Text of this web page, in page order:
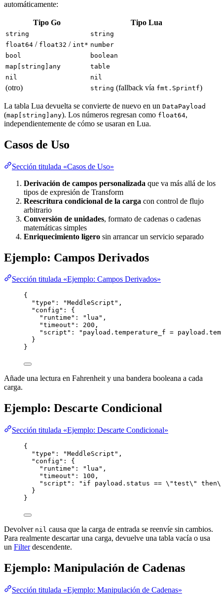
automáticamente:
Tipo Go Tipo Lua
string
string
float64 / float32 / int* number
bool
boolean
map[string]any
table
nil
nil
(otro) string (fallback vía fmt.Sprintf)
La tabla Lua devuelta se convierte de nuevo en un DataPayload
(map[string]any). Los números regresan como float64,
independientemente de cómo se usaran en Lua.
Casos de Uso
Sección titulada «Casos de Uso»
Derivación de campos personalizada que va más allá de los
tipos de expresión de Transform
Reescritura condicional de la carga con control de flujo
arbitrario
Conversión de unidades, formato de cadenas o cadenas
matemáticas simples
Enriquecimiento ligero sin arrancar un servicio separado
Ejemplo: Campos Derivados
Sección titulada «Ejemplo: Campos Derivados»
{
"type" : "MeddleScript " ,
"config" : {
"runtime" : " lua " ,
"timeout" : 200 ,
"script" : " payload.temperature_f =
}
}
Añade una lectura en Fahrenheit y una bandera booleana a cada
carga.
Ejemplo: Descarte Condicional
Sección titulada «Ejemplo: Descarte Condicional»
{
"type" : "MeddleScript " ,
"config" : {
"runtime" : " lua " ,
"timeout" : 100 ,
"script" : " if payload.status == \"test\" then
}
}
Devolver nil causa que la carga de entrada se reenvíe sin cambios.
Para realmente descartar una carga, devuelve una tabla vacía o usa
un Filterdescendente.
Ejemplo: Manipulación de Cadenas
Sección titulada «Ejemplo: Manipulación de Cadenas»